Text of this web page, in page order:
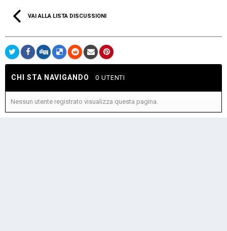
VAI ALLA LISTA DISCUSSIONI
CHI STA NAVIGANDO 0 UTENTI
Nessun utente registrato visualizza questa pagina.